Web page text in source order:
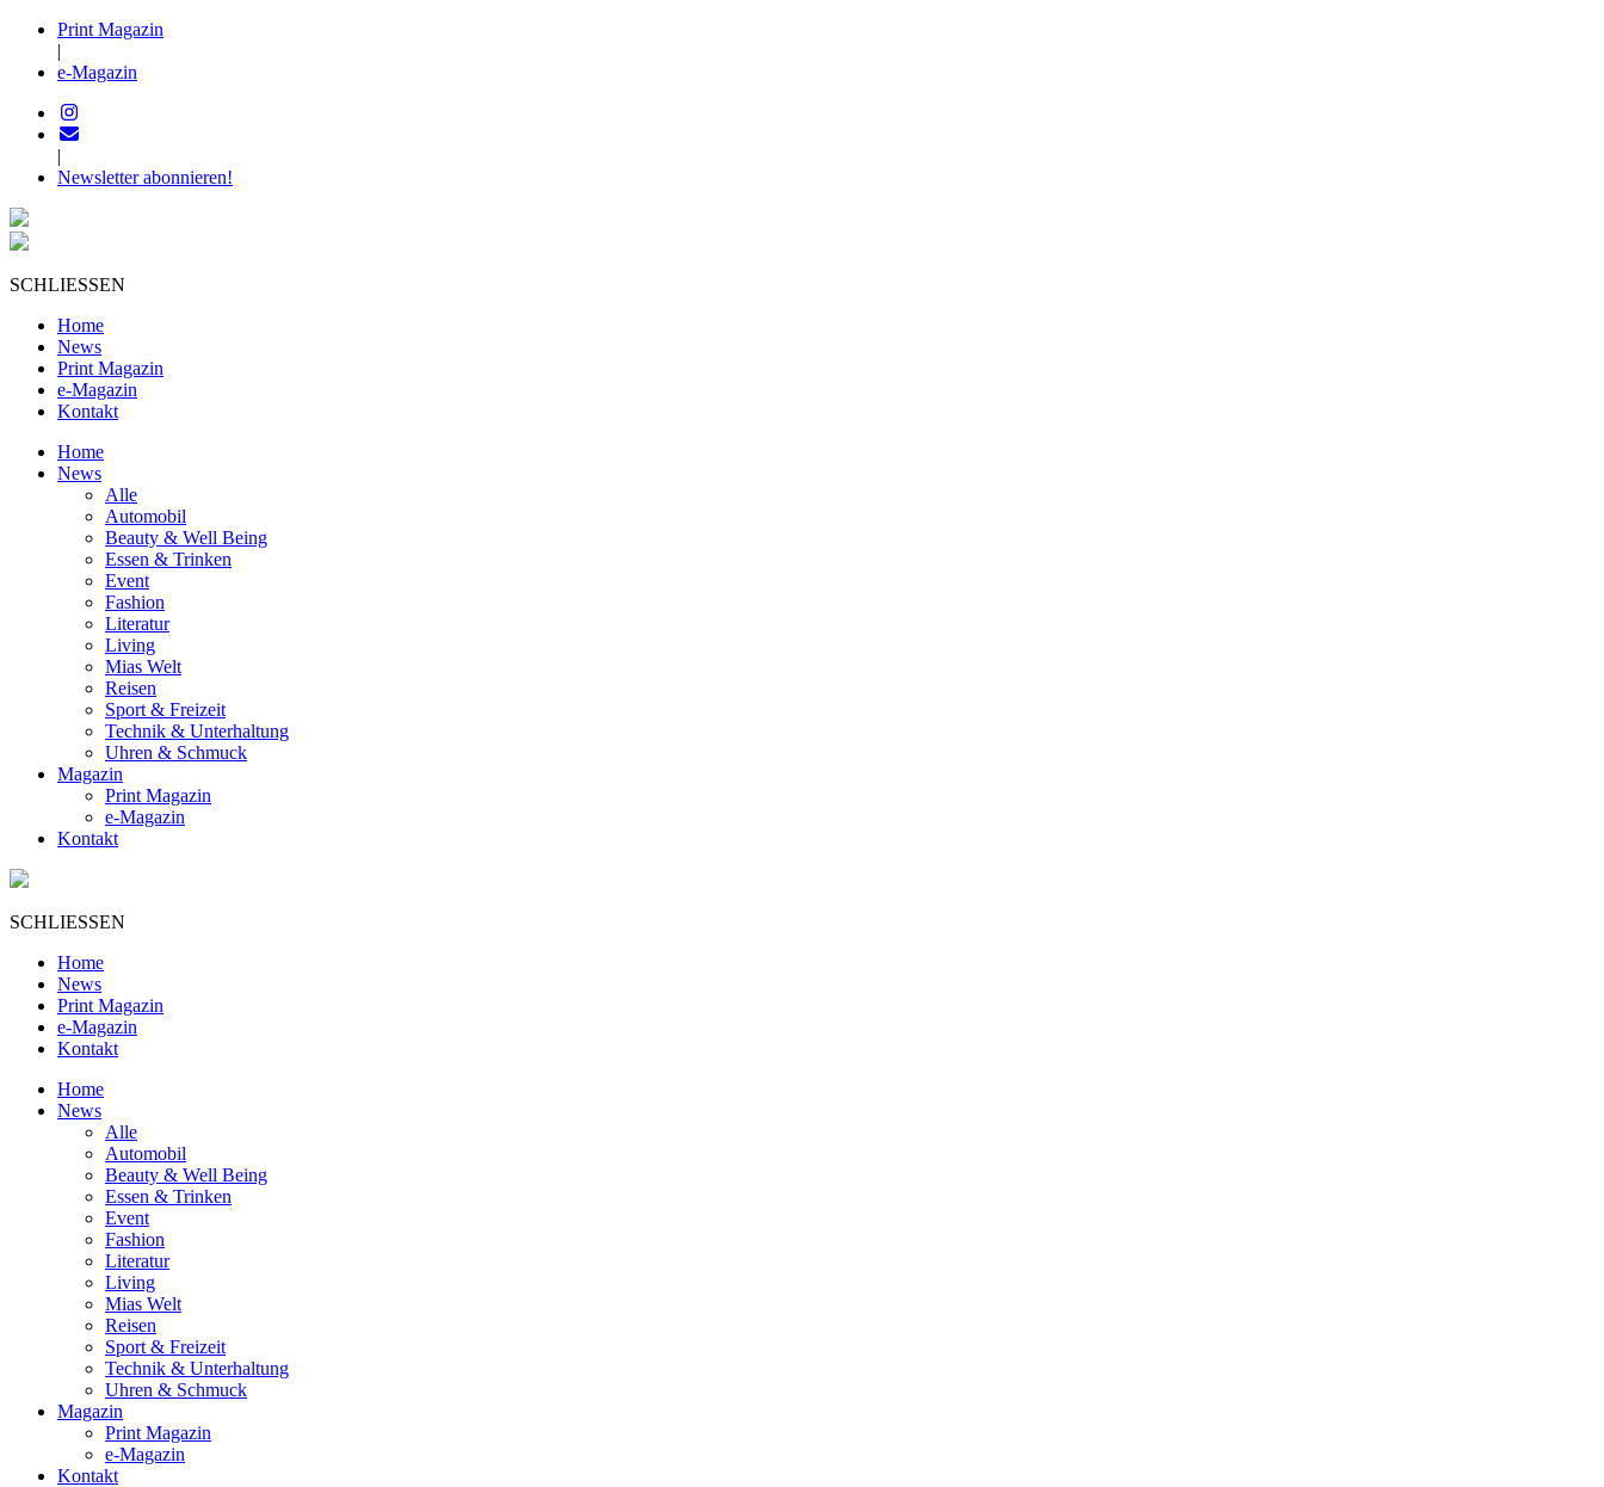
Print Magazin
|
e-Magazin
|
Newsletter abonnieren!
SCHLIESSEN
Home
News
Print Magazin
e-Magazin
Kontakt
Home
News
Alle
Automobil
Beauty & Well Being
Essen & Trinken
Event
Fashion
Literatur
Living
Mias Welt
Reisen
Sport & Freizeit
Technik & Unterhaltung
Uhren & Schmuck
Magazin
Print Magazin
e-Magazin
Kontakt
SCHLIESSEN
Home
News
Print Magazin
e-Magazin
Kontakt
Home
News
Alle
Automobil
Beauty & Well Being
Essen & Trinken
Event
Fashion
Literatur
Living
Mias Welt
Reisen
Sport & Freizeit
Technik & Unterhaltung
Uhren & Schmuck
Magazin
Print Magazin
e-Magazin
Kontakt